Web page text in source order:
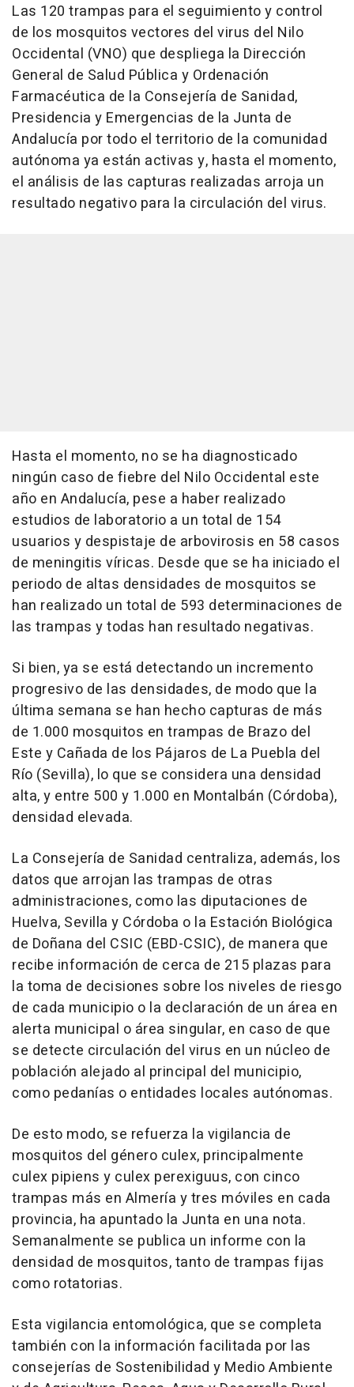
Las 120 trampas para el seguimiento y control
de los mosquitos vectores del virus del Nilo
Occidental (VNO) que despliega la Dirección
General de Salud Pública y Ordenación
Farmacéutica de la Consejería de Sanidad,
Presidencia y Emergencias de la Junta de
Andalucía por todo el territorio de la comunidad
autónoma ya están activas y, hasta el momento,
el análisis de las capturas realizadas arroja un
resultado negativo para la circulación del virus.
Hasta el momento, no se ha diagnosticado
ningún caso de fiebre del Nilo Occidental este
año en Andalucía, pese a haber realizado
estudios de laboratorio a un total de 154
usuarios y despistaje de arbovirosis en 58 casos
de meningitis víricas. Desde que se ha iniciado el
periodo de altas densidades de mosquitos se
han realizado un total de 593 determinaciones de
las trampas y todas han resultado negativas.
Si bien, ya se está detectando un incremento
progresivo de las densidades, de modo que la
última semana se han hecho capturas de más
de 1.000 mosquitos en trampas de Brazo del
Este y Cañada de los Pájaros de La Puebla del
Río (Sevilla), lo que se considera una densidad
alta, y entre 500 y 1.000 en Montalbán (Córdoba),
densidad elevada.
La Consejería de Sanidad centraliza, además, los
datos que arrojan las trampas de otras
administraciones, como las diputaciones de
Huelva, Sevilla y Córdoba o la Estación Biológica
de Doñana del CSIC (EBD-CSIC), de manera que
recibe información de cerca de 215 plazas para
la toma de decisiones sobre los niveles de riesgo
de cada municipio o la declaración de un área en
alerta municipal o área singular, en caso de que
se detecte circulación del virus en un núcleo de
población alejado al principal del municipio,
como pedanías o entidades locales autónomas.
De esto modo, se refuerza la vigilancia de
mosquitos del género culex, principalmente
culex pipiens y culex perexiguus, con cinco
trampas más en Almería y tres móviles en cada
provincia, ha apuntado la Junta en una nota.
Semanalmente se publica un informe con la
densidad de mosquitos, tanto de trampas fijas
como rotatorias.
Esta vigilancia entomológica, que se completa
también con la información facilitada por las
consejerías de Sostenibilidad y Medio Ambiente